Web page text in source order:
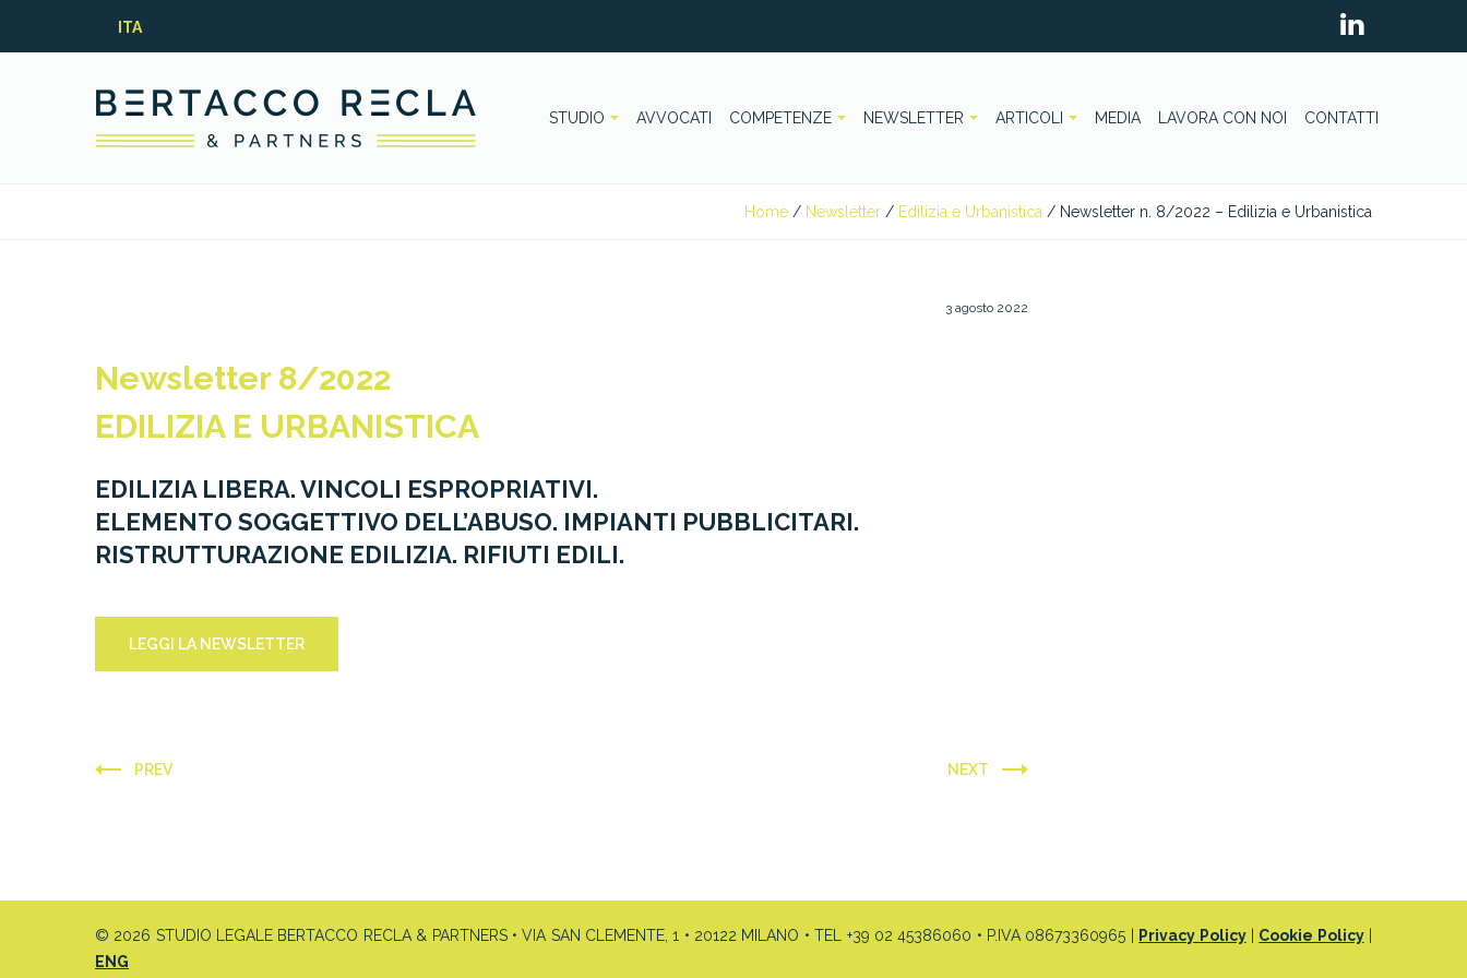
ITA
STUDIO AVVOCATI COMPETENZE NEWSLETTER ARTICOLI MEDIA LAVORA CON NOI CONTATTI
Home / Newsletter / Edilizia e Urbanistica / Newsletter n. 8/2022 – Edilizia e Urbanistica
3 agosto 2022
Newsletter 8/2022
EDILIZIA E URBANISTICA
EDILIZIA LIBERA. VINCOLI ESPROPRIATIVI.
ELEMENTO SOGGETTIVO DELL’ABUSO. IMPIANTI PUBBLICITARI.
RISTRUTTURAZIONE EDILIZIA. RIFIUTI EDILI.
LEGGI LA NEWSLETTER
PREV NEXT
© 2026 STUDIO LEGALE BERTACCO RECLA & PARTNERS • VIA SAN CLEMENTE, 1 • 20122 MILANO • TEL +39 02 45386060 • P.IVA 08673360965 | Privacy Policy| Cookie Policy|
ENG